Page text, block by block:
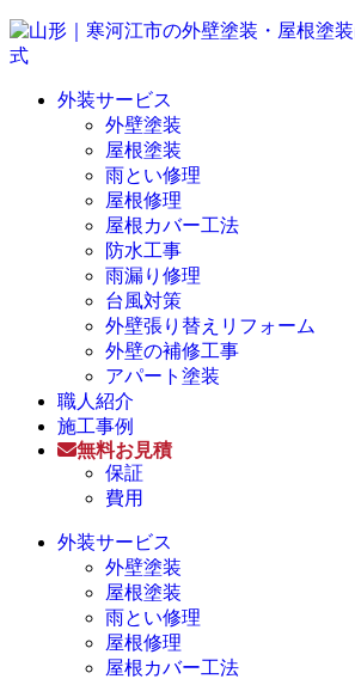
外装サービス
外壁塗装
屋根塗装
雨とい修理
屋根修理
屋根カバー工法
防水工事
雨漏り修理
台風対策
外壁張り替えリフォーム
外壁の補修工事
アパート塗装
職人紹介
施工事例
無料お見積
保証
費用
外装サービス
外壁塗装
屋根塗装
雨とい修理
屋根修理
屋根カバー工法